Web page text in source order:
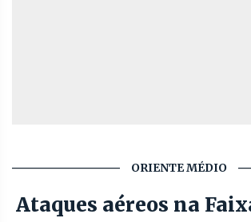
ORIENTE MÉDIO
Ataques aéreos na